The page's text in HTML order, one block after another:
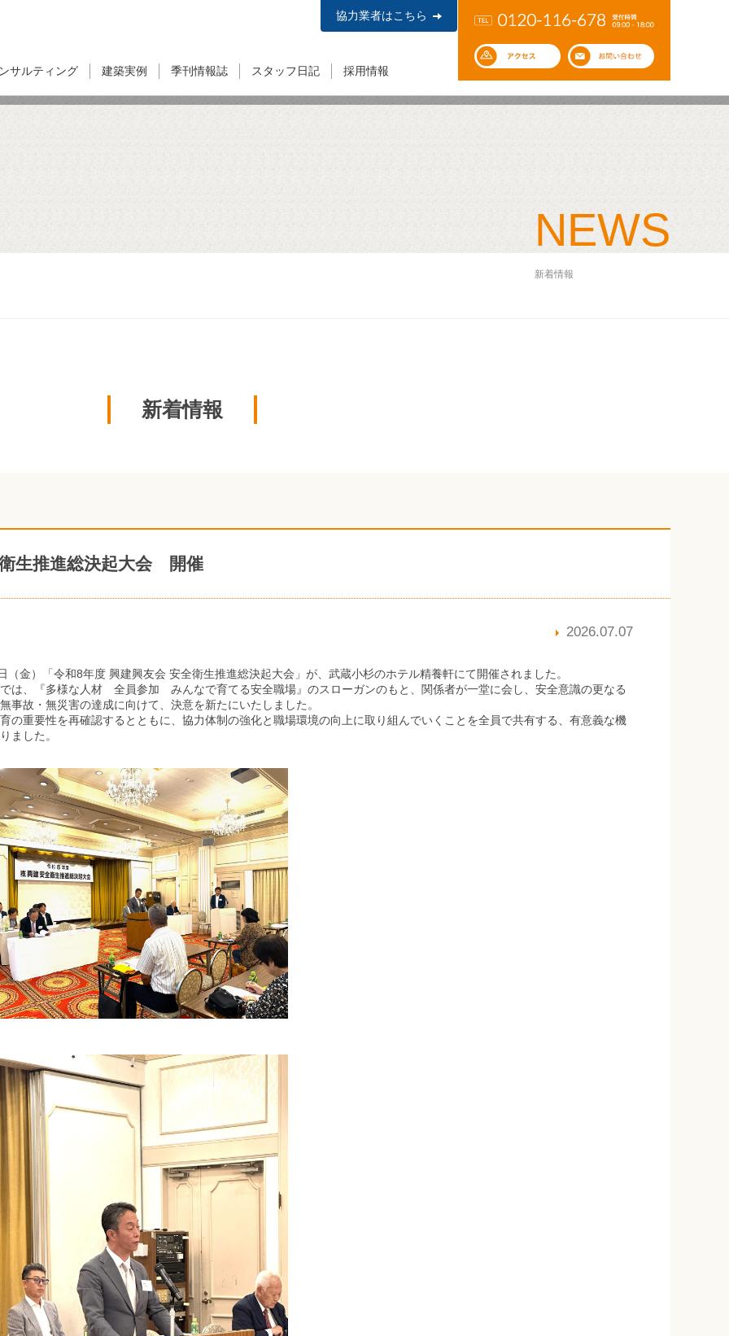
協力業者はこちら
サルティング 建築実例 季刊情報誌 スタッフ日記 採用情報
NEWS
新着情報
新着情報
生推進総決起大会 開催
2026.07.07
（金）「令和8年度 興建興友会 安全衛生推進総決起大会」が、武蔵小杉のホテル精養軒にて開催されました。
は、『多様な人材 全員参加 みんなで育てる安全職場』のスローガンのもと、関係者が一堂に会し、安全意識の更なる
事故・無災害の達成に向けて、決意を新たにいたしました。
の重要性を再確認するとともに、協力体制の強化と職場環境の向上に取り組んでいくことを全員で共有する、有意義な機
ました。